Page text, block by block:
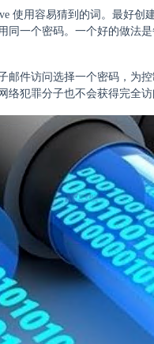
使用容易猜到的词。最好
一个密码。一个好的做法
件访问选择一个密码，为
犯罪分子也不会获得完全访